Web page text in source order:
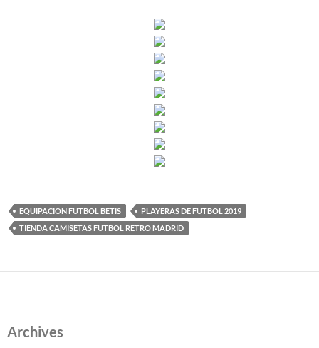
EQUIPACION FUTBOL BETIS
PLAYERAS DE FUTBOL 2019
TIENDA CAMISETAS FUTBOL RETRO MADRID
Archives